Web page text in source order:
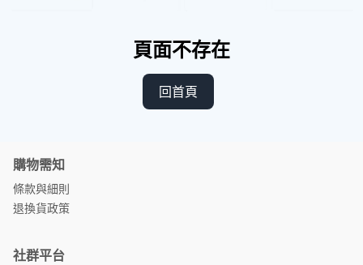
頁面不存在
回首頁
購物需知
條款與細則
退換貨政策
社群平台